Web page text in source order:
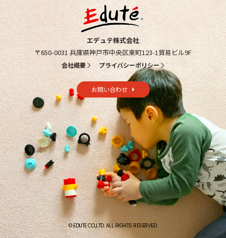
エデュテ株式会社
〒650-0031兵庫県神戸市中央区東町123-1貿易ビル9F
会社概要 プライバシーポリシー
お問い合わせ
© EDUTE CO.,LTD. ALL RIGHTS RESERVED.